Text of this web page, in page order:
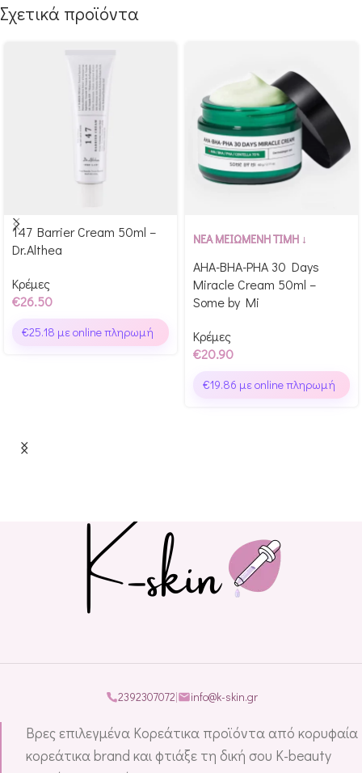
Σχετικά προϊόντα
Αγόρασε & κέρδισε 265
Glow Points!
147 Barrier Cream 50ml –
Dr.Althea
Κρέμες
€26.50
€25.18 με online πληρωμή
Αγόρασε & κέρδισε 209
ΝΕΑ ΜΕΙΩΜΕΝΗ ΤΙΜΗ ↓
AHA-BHA-PHA 30 Days
Miracle Cream 50ml –
Some by Mi
Κρέμες
€20.90
€19.86 με online πληρωμή
Βρες επιλεγμένα Κορεάτικα προϊόντα από κορυφαία